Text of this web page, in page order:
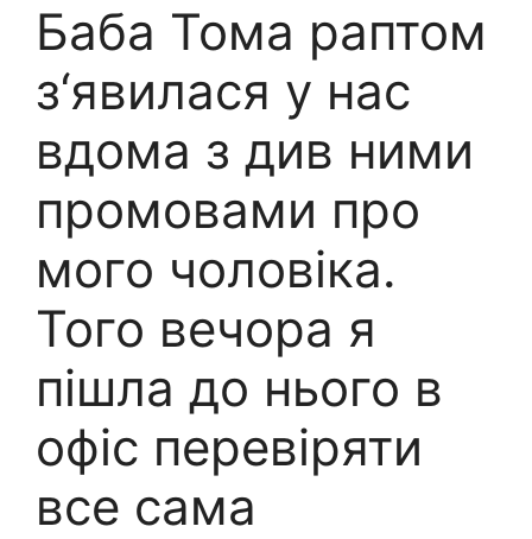
Баба Тома раптом
з‘явилася у нас
вдома з див ними
промовами про
мого чоловіка.
Того вечора я
пішла до нього в
офіс перевіряти
все сама